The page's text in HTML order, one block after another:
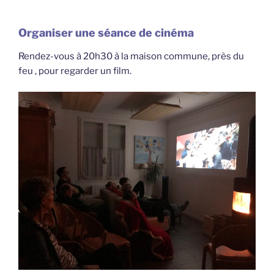
Organiser une séance de cinéma
Rendez-vous à 20h30 à la maison commune, près du
feu , pour regarder un film.